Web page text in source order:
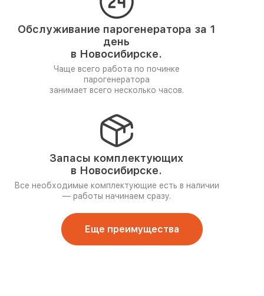
Обслуживание парогенератора за 1
день
в Новосибирске.
Чаще всего работа по починке
парогенератора
занимает всего несколько часов.
Запасы комплектующих
в Новосибирске.
Все необходимые комплектующие есть в наличии
— работы начинаем сразу.
Еще преимущества